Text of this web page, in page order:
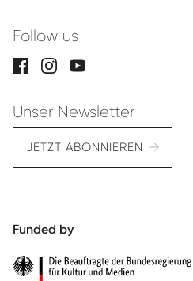
Follow us
Unser Newsletter
JETZT ABONNIEREN
Funded by